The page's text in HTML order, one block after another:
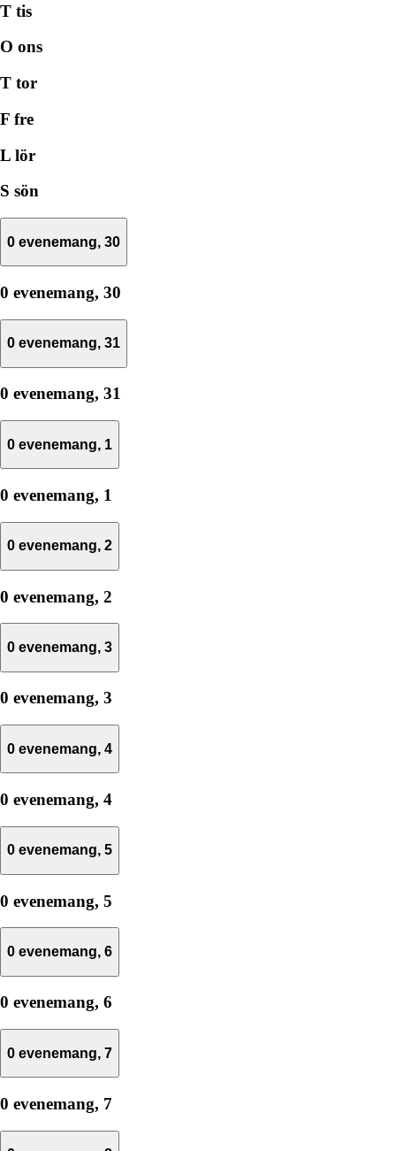
T tis
O ons
T tor
F fre
L lör
S sön
0 evenemang, 30
0 evenemang, 30
0 evenemang, 31
0 evenemang, 31
0 evenemang, 1
0 evenemang, 1
0 evenemang, 2
0 evenemang, 2
0 evenemang, 3
0 evenemang, 3
0 evenemang, 4
0 evenemang, 4
0 evenemang, 5
0 evenemang, 5
0 evenemang, 6
0 evenemang, 6
0 evenemang, 7
0 evenemang, 7